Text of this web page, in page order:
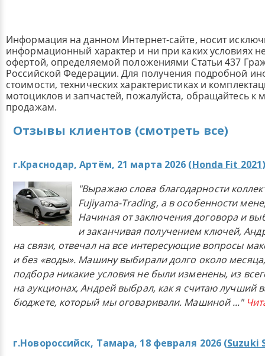
Информация на данном Интернет-сайте, носит
информационный характер и ни при каких условиях
офертой, определяемой положениями Статьи 437
Российской Федерации. Для получения подробной
стоимости, технических характеристиках и
мотоциклов и запчастей, пожалуйста, обращайтесь к
продажам.
Отзывы клиентов (смотреть все)
г.Краснодар, Артём, 21 марта 2026 (Honda Fit 2021
"Выражаю слова благодарности
Fujiyama-Trading, а в особенности
Начиная от заключения договора и
и заканчивая получением ключей,
на связи, отвечал на все интересующие вопросы
и без «воды». Машину выбирали долго около
подбора никакие условия не были изменены, из
на аукционах, Андрей выбрал, как я считаю лучший
бюджете, который мы оговаривали. Машиной..."
г.Новороссийск, Тамара, 18 февраля 2026 (Suzuki